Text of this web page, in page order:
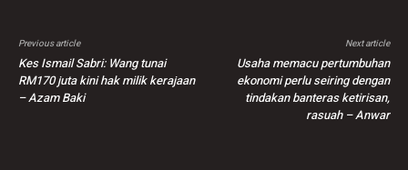
Previous article
Kes Ismail Sabri: Wang tunai
RM170 juta kini hak milik kerajaan
– Azam Baki
Next article
Usaha memacu pertumbuhan
ekonomi perlu seiring dengan
tindakan banteras ketirisan,
rasuah – Anwar